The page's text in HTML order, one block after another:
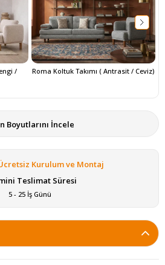
/
Roma Koltuk Takımı ( Antrasit / Ceviz)
Boyutlarını İncele
Kurulum ve Montaj
Teslimat Süresi
5 - 25 İş Günü